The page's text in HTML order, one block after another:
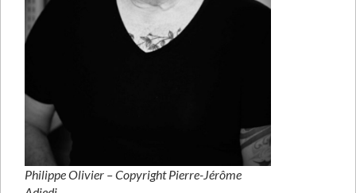
Philippe Olivier – Copyright Pierre-Jérôme